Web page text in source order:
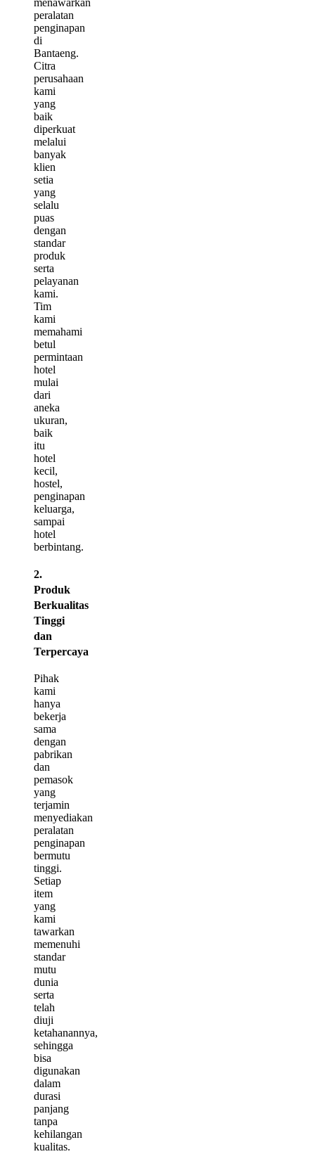
peralatan
penginapan
di
Bantaeng.
Citra
perusahaan
kami
yang
baik
diperkuat
melalui
banyak
klien
setia
yang
selalu
puas
dengan
standar
produk
serta
pelayanan
kami.
Tim
kami
memahami
betul
permintaan
hotel
mulai
dari
aneka
ukuran,
baik
itu
hotel
kecil,
hostel,
penginapan
keluarga,
sampai
hotel
berbintang.
2.
Produk
Berkualitas
Tinggi
dan
Terpercaya
Pihak
kami
hanya
bekerja
sama
dengan
pabrikan
dan
pemasok
yang
terjamin
menyediakan
peralatan
penginapan
bermutu
tinggi.
Setiap
item
yang
kami
tawarkan
memenuhi
standar
mutu
dunia
serta
telah
diuji
ketahanannya,
sehingga
bisa
digunakan
dalam
durasi
panjang
tanpa
kehilangan
kualitas.